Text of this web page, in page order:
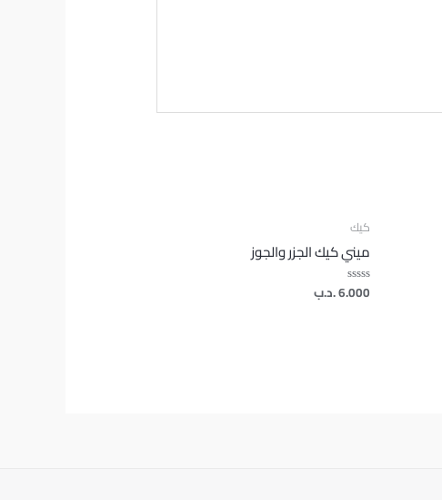
كيك
ميني كيك الجزر والجوز
تم
التقييم
6.000.د.ب